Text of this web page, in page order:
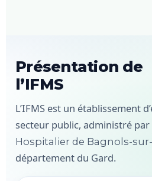
Présentation de
l’IFMS
L’IFMS est un établissement
secteur public, administré par
Hospitalier de Bagnols-
département du Gard.